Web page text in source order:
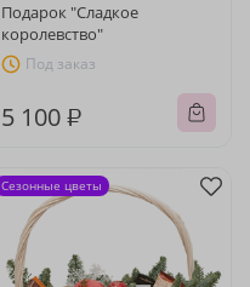
Подарок "Сладкое
королевство"
Под заказ
5 100 ₽
Сезонные цветы